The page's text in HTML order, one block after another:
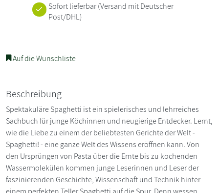
Sofort lieferbar(Versand mit Deutscher
Post/DHL)
Auf die Wunschliste
Beschreibung
Spektakuläre Spaghetti ist ein spielerisches und lehrreiches
Sachbuch für junge Köchinnen und neugierige Entdecker. Lernt,
wie die Liebe zu einem der beliebtesten Gerichte der Welt -
Spaghetti! - eine ganze Welt des Wissens eröffnen kann. Von
den Ursprüngen von Pasta über die Ernte bis zu kochenden
Wassermolekülen kommen junge Leserinnen und Leser der
faszinierenden Geschichte, Wissenschaft und Technik hinter